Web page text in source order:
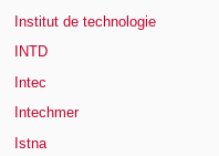
Institut de technologie
INTD
Intec
Intechmer
Istna